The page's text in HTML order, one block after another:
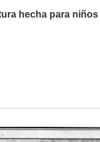
hecha para niños